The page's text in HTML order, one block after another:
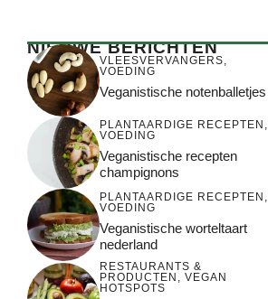
NIEUWE BERICHTEN
VLEESVERVANGERS,
VOEDING
Veganistische notenballetjes
PLANTAARDIGE RECEPTEN ,
VOEDING
Veganistische recepten
champignons
PLANTAARDIGE RECEPTEN ,
VOEDING
Veganistische worteltaart
nederland
RESTAURANTS &
PRODUCTEN
VEGAN
HOTSPOTS